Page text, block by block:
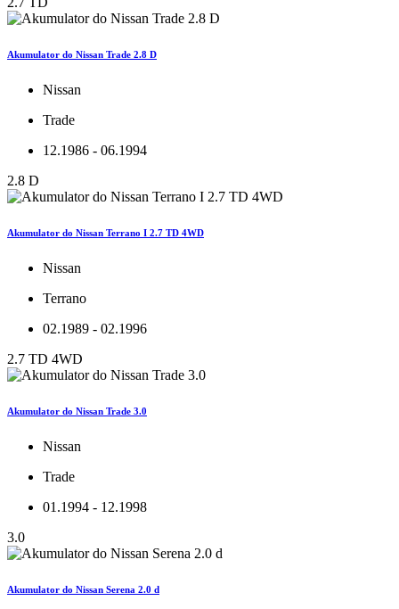
Akumulator do Nissan Trade 2.8 D
Nissan
Trade
12.1986 - 06.1994
2.8 D
Akumulator do Nissan Terrano I 2.7 TD 4WD
Nissan
Terrano
02.1989 - 02.1996
2.7 TD 4WD
Akumulator do Nissan Trade 3.0
Nissan
Trade
01.1994 - 12.1998
3.0
Akumulator do Nissan Serena 2.0 d